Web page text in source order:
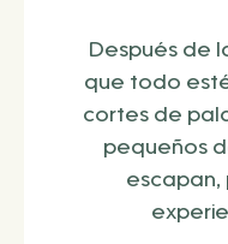
Después de
que todo
cortes de
pequeños
escapan,